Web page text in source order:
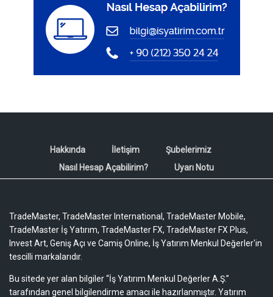
Hakkında İletişim
Şubelerimiz
Nasıl Hesap Açabilirim?
Uyarı Notu
TradeMaster, TradeMaster International, TradeMaster Mobile,
TradeMaster İş Yatırım, TradeMaster FX, TradeMaster FX Plus,
Invest Art, Geniş Açı ve Camiş Online, İş Yatırım Menkul Değerler'in
tescilli markalarıdır.
Bu sitede yer alan bilgiler “İş Yatırım Menkul Değerler A.Ş.”
tarafından genel bilgilendirme amacı ile hazırlanmıştır. Yatırım